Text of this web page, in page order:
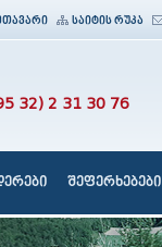
საიტის რუკა
32) 2 31 30 76
შეფერხებები